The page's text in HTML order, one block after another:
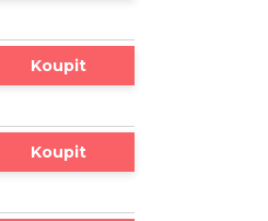
Koupit
Koupit